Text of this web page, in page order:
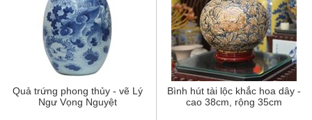
Quả trứng phong thủy - vẽ Lý
Ngư Vọng Nguyệt
Bình hút tài lộc khắc hoa dây -
cao 38cm, rộng 35cm